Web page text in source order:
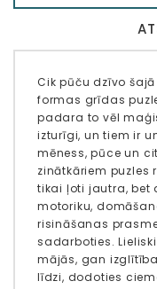
Cik pūču dzīvo
formas grīdas
padara to vēl
izturīgi, un tiem ir
mēness, pūce un
zinātkāriem puzles
tikai ļoti jautra, bet
motoriku,
risināšanas
sadarboties.
mājās, gan
līdzi, dodoties